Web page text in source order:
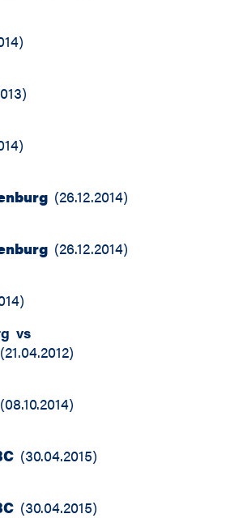
)
)
)
(26.12.2014)
(26.12.2014)
)
vs
(21.04.2012)
(08.10.2014)
(30.04.2015)
(30.04.2015)